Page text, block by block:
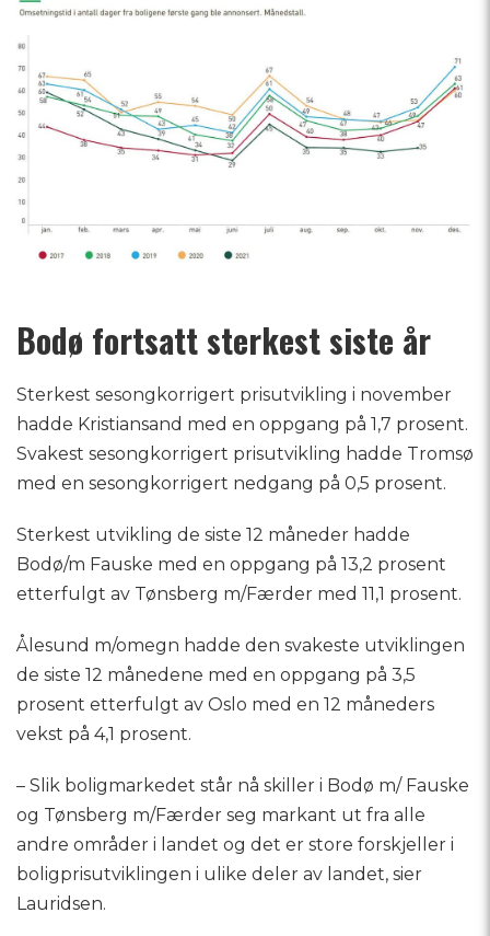
Bodø fortsatt sterkest siste år
Sterkest sesongkorrigert prisutvikling i november
hadde Kristiansand med en oppgang på 1,7 prosent.
Svakest sesongkorrigert prisutvikling hadde Tromsø
med en sesongkorrigert nedgang på 0,5 prosent.
Sterkest utvikling de siste 12 måneder hadde
Bodø/m Fauske med en oppgang på 13,2 prosent
etterfulgt av Tønsberg m/Færder med 11,1 prosent.
Ålesund m/omegn hadde den svakeste utviklingen
de siste 12 månedene med en oppgang på 3,5
prosent etterfulgt av Oslo med en 12 måneders
vekst på 4,1 prosent.
– Slik boligmarkedet står nå skiller i Bodø m/ Fauske
og Tønsberg m/Færder seg markant ut fra alle
andre områder i landet og det er store forskjeller i
boligprisutviklingen i ulike deler av landet, sier
Lauridsen.